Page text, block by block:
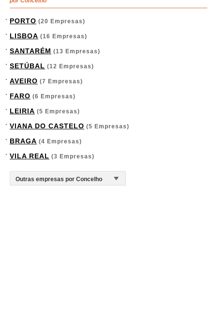
PORTO (20 Empresas)
LISBOA (16 Empresas)
SANTARÉM (13 Empresas)
SETÚBAL (12 Empresas)
AVEIRO (7 Empresas)
FARO (6 Empresas)
LEIRIA (5 Empresas)
VIANA DO CASTELO (5 Empresas)
BRAGA (4 Empresas)
VILA REAL (3 Empresas)